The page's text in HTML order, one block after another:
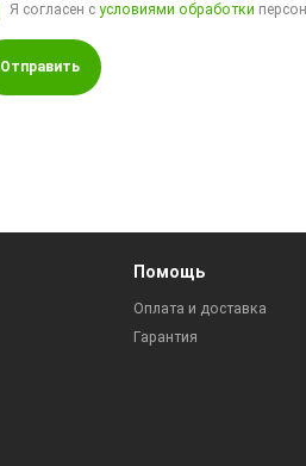
Я согласен сусловиями обработки
Отправить
Помощь
Оплата и доставка
Гарантия